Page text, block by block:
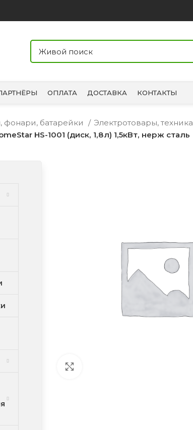
ОПЛАТА ДОСТАВКА КОНТАКТЫ
фонари, батарейки
Электротовары, техника
HS-1001 (диск, 1,8л) 1,5кВт, нерж сталь